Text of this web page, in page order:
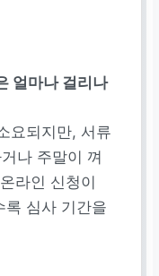
얼마나 걸리나
요되지만, 서류
나 주말이 껴
라인 신청이
록 심사 기간을